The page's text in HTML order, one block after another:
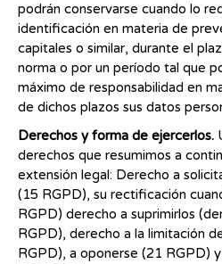
podrán conservarse cuando lo
identificación en materia de
capitales o similar, durante el
norma o por un período tal que
máximo de responsabilidad en
de dichos plazos sus datos
Derechos y forma de ejercerlos.
derechos que resumimos a
extensión legal: Derecho a
(15 RGPD), su rectificación
RGPD) derecho a suprimirlos
RGPD), derecho a la limitación
RGPD), a oponerse (21 RGPD)